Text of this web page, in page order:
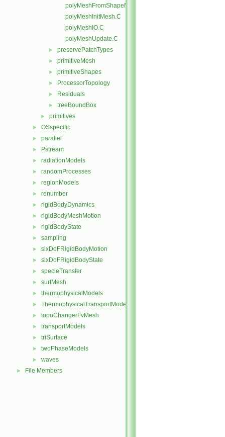
polyMeshFromShapeMesh.C
polyMeshInitMesh.C
polyMeshIO.C
polyMeshUpdate.C
► preservePatchTypes
► primitiveMesh
► primitiveShapes
► ProcessorTopology
► Residuals
► treeBoundBox
► primitives
► OSspecific
► parallel
► Pstream
► radiationModels
► randomProcesses
► regionModels
► renumber
► rigidBodyDynamics
► rigidBodyMeshMotion
► rigidBodyState
► sampling
► sixDoFRigidBodyMotion
► sixDoFRigidBodyState
► specieTransfer
► surfMesh
► thermophysicalModels
► ThermophysicalTransportModels
► topoChangerFvMesh
► transportModels
► triSurface
► twoPhaseModels
► waves
► File Members